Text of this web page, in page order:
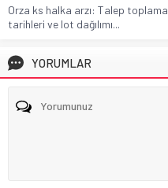
Orza ks halka arzı: Talep toplama
tarihleri ve lot dağılımı...
YORUMLAR